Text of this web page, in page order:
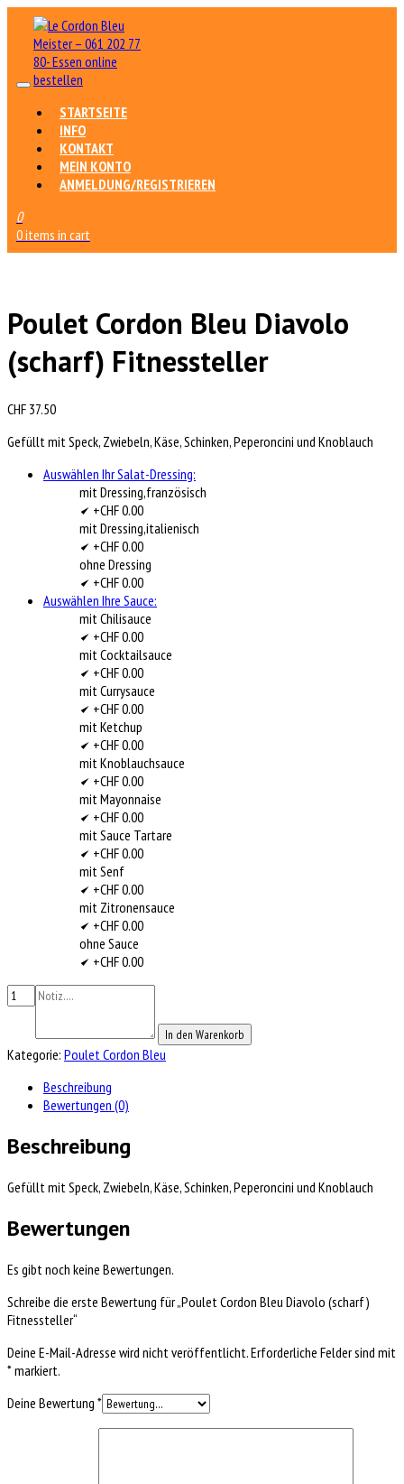
STARTSEITE
INFO
KONTAKT
MEIN KONTO
ANMELDUNG/REGISTRIEREN
0
0 items in cart
Poulet Cordon Bleu Diavolo
(scharf) Fitnessteller
CHF 37.50
Gefüllt mit Speck, Zwiebeln, Käse, Schinken, Peperoncini und Knoblauch
Auswählen Ihr Salat-Dressing:
mit Dressing,französisch
+CHF 0.00
mit Dressing,italienisch
+CHF 0.00
ohne Dressing
+CHF 0.00
Auswählen Ihre Sauce:
mit Chilisauce
+CHF 0.00
mit Cocktailsauce
+CHF 0.00
mit Currysauce
+CHF 0.00
mit Ketchup
+CHF 0.00
mit Knoblauchsauce
+CHF 0.00
mit Mayonnaise
+CHF 0.00
mit Sauce Tartare
+CHF 0.00
mit Senf
+CHF 0.00
mit Zitronensauce
+CHF 0.00
ohne Sauce
+CHF 0.00
In den Warenkorb
Kategorie: Poulet Cordon Bleu
Beschreibung
Bewertungen (0)
Beschreibung
Gefüllt mit Speck, Zwiebeln, Käse, Schinken, Peperoncini und Knoblauch
Bewertungen
Es gibt noch keine Bewertungen.
Schreibe die erste Bewertung für „Poulet Cordon Bleu Diavolo (scharf)
Fitnessteller“
Deine E-Mail-Adresse wird nicht veröffentlicht.Erforderliche Felder sind mit
*markiert.
Deine Bewertung *